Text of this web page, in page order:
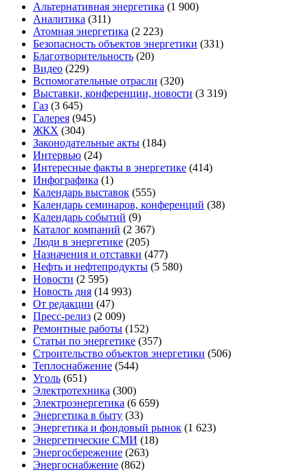
Альтернативная энергетика (1 900)
Аналитика (311)
Атомная энергетика (2 223)
Безопасность объектов энергетики (331)
Благотворительность (20)
Видео (229)
Вспомогательные отрасли (320)
Выставки, конференции, новости (3 319)
Газ (3 645)
Галерея (945)
ЖКХ (304)
Законодательные акты (184)
Интервью (24)
Интересные факты в энергетике (414)
Инфографика (1)
Календарь выставок (555)
Календарь семинаров, конференций (38)
Календарь событий (9)
Каталог компаний (2 367)
Люди в энергетике (205)
Назначения и отставки (477)
Нефть и нефтепродукты (5 580)
Новости (2 595)
Новость дня (14 993)
От редакции (47)
Пресс-релиз (2 009)
Ремонтные работы (152)
Статьи по энергетике (357)
Строительство объектов энергетики (506)
Теплоснабжение (544)
Уголь (651)
Электротехника (300)
Электроэнергетика (6 659)
Энергетика в быту (33)
Энергетика и фондовый рынок (1 623)
Энергетические СМИ (18)
Энергосбережение (263)
Энергоснабжение (862)